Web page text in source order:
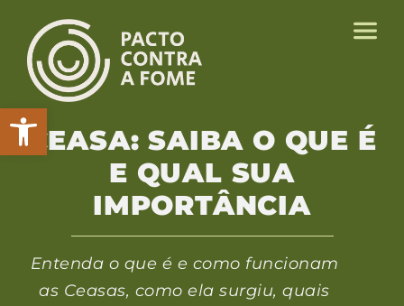
Abrir a barra de ferramentas
CEASA: SAIBA O QUE É
E QUAL SUA
IMPORTÂNCIA
Entenda o que é e como funcionam
as Ceasas, como ela surgiu, quais